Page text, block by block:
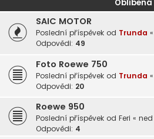
Oblíbená
SAIC MOTOR
Poslední příspěvek od Trunda «
Odpovědi: 49
Foto Roewe 750
Poslední příspěvek od Trunda «
Odpovědi: 20
Roewe 950
Poslední příspěvek od Feri « ned
Odpovědi: 4